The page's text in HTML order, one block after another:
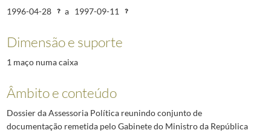
1996-04-28 a 1997-09-11
Dimensão e suporte
1 maço numa caixa
Âmbito e conteúdo
Dossier da Assessoria Política reunindo conjunto de
documentação remetida pelo Gabinete do Ministro da República